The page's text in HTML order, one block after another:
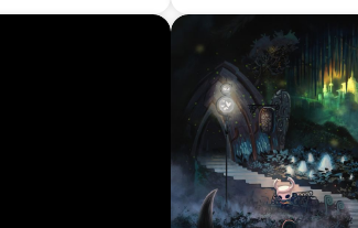
de escritorio